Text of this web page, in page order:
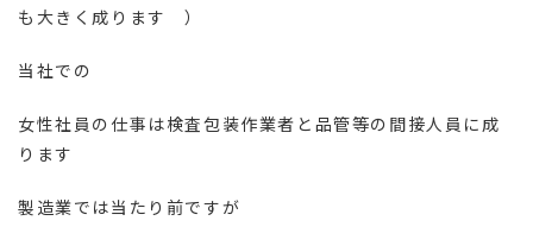
も大きく成ります ）
当社での
女性社員の仕事は検査包装作業者と品管等の間接人員に成
ります
製造業では当たり前ですが